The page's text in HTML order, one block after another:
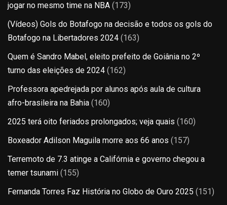
jogar no mesmo time na NBA (173)
(Vídeos) Gols do Botafogo na decisão e todos os gols do
Botafogo na Libertadores 2024 (163)
Quem é Sandro Mabel, eleito prefeito de Goiânia no 2º
turno das eleições de 2024 (162)
Professora apedrejada por alunos após aula de cultura
afro-brasileira na Bahia (160)
2025 terá oito feriados prolongados; veja quais (160)
Boxeador Adilson Maguila morre aos 66 anos (157)
Terremoto de 7.3 atinge a Califórnia e governo chegou a
temer tsunami (155)
Fernanda Torres Faz História no Globo de Ouro 2025 (151)